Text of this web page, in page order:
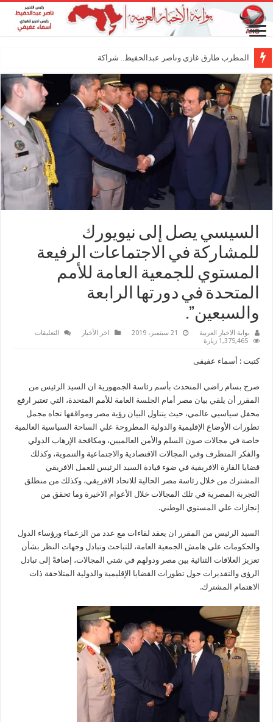
المطرب طارق غازي وناصر عبدالحفيظ.. شراكة فنية ترسم م
السيسي يصل إلى نيويورك
للمشاركة في الاجتماعات الرفيعة
المستوي للجمعية العامة للأمم
المتحدة في دورتها الرابعة
والسبعين”.
بوابة الاخبار العربية 21 سبتمبر، 2019 اخر الأخبار التعليقات
الاجتماعات
الرفيعة
المستوي
للجمعية
العامة
للأمم
في
دورتها
الرابعة
1,375,465 زيارة
كتبت : أسماء عفيفى
صرح بسام راضي المتحدث بأسم رئاسة الجمهورية ان السيد الرئيس من
المقرر أن يلقي بيان مصر أمام الجلسة العامة للأمم المتحدة، التي تعتبر ارفع
محفل سياسيي عالمي، حيث يتناول البيان رؤية مصر ومواقفها تجاه مجمل
تطورات الأوضاع الإقليمية والدولية المطروحة علي الساحة السياسية العالمية
خاصة في مجالات صون السلم والأمن العالميين، ومكافحة الإرهاب الدولي
والفكر المتطرف وفي المجالات الاقتصادية والاجتماعية والتنموية، وكذلك
قضايا القارة الافريقية في ضوء قيادة السيد الرئيس للعمل الافريقي
المشترك من خلال رئاسة مصر الحالية للاتحاد الافريقي، وكذلك من منطلق
التجربة المصرية في تلك المجالات خلال الأعوام الاخيرة وما تحقق من
إنجازات علي المستوي الوطني.
السيد الرئيس من المقرر ان يعقد لقاءات مع عدد من الزعماء ورؤساء الدول
والحكومات علي هامش الجمعية العامة، للتباحث وتبادل وجهات النظر بشأن
تعزيز العلاقات الثنائية بين مصر ودولهم في شتي المجالات، إضافةً إلى تبادل
الرؤى والتقديرات حول تطورات القضايا الإقليمية والدولية المتلاحقة ذات
الاهتمام المشترك.